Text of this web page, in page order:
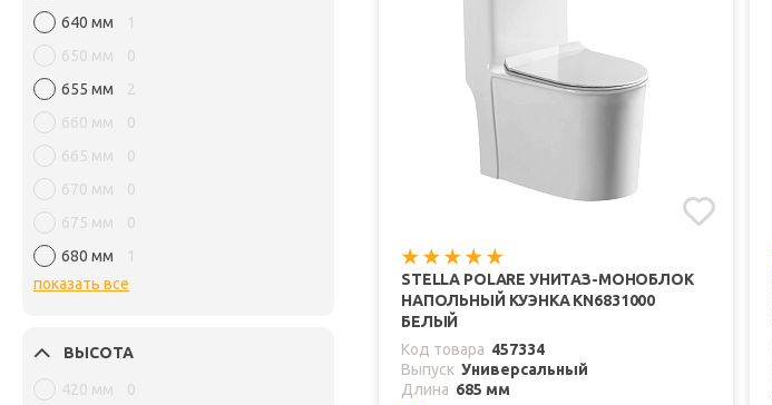
640 мм
1
650 мм
0
655 мм
2
660 мм
0
665 мм
0
670 мм
0
675 мм
0
680 мм
1
показать все
ВЫСОТА
420 мм
0
STELLA POLARE УНИТАЗ-МОНОБЛОК
НАПОЛЬНЫЙ КУЭНКА KN6831000
БЕЛЫЙ
Код товара 457334
Выпуск Универсальный
Длина 685 мм